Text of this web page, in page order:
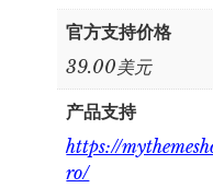
官方支持价格
39.00美元
产品支持
https://
ro/